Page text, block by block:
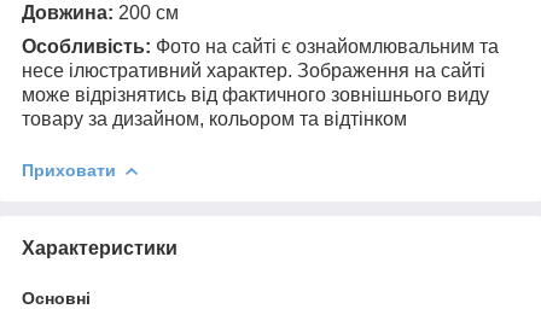
Довжина: 200 см
Особливість: Фото на сайті є ознайомлювальним та
несе ілюстративний характер. Зображення на сайті
може відрізнятись від фактичного зовнішнього виду
товару за дизайном, кольором та відтінком
Приховати
Характеристики
Основні